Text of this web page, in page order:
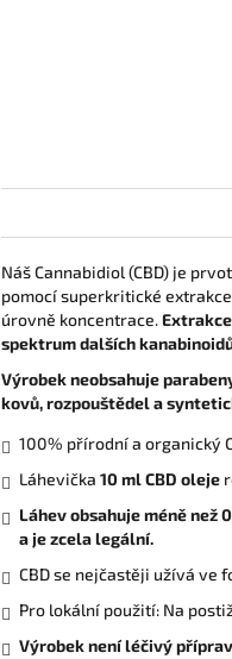
Náš Cannabidiol (CBD) je
pomocí superkritické
úrovně koncentrace.
spektrum dalších
Výrobek neobsahuje
kovů, rozpouštědel a
100% přírodní a organický
Láhevička 10 ml CBD oleje
Láhev obsahuje méně než
a je zcela legální.
CBD se nejčastěji užívá ve
Pro lokální použití: Na
Výrobek není léčivý